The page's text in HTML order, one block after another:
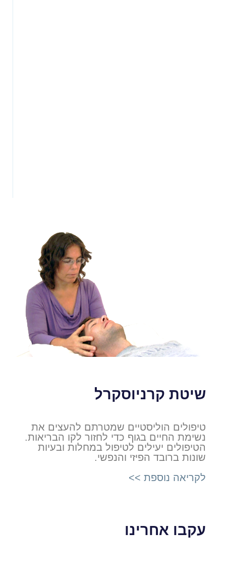
שיטת קרניוסקרל
טיפולים הוליסטיים שמטרתם להעצים את
נשימת החיים בגוף כדי לחזור לקו הבריאות.
הטיפולים יעילים לטיפול במחלות ובעיות
שונות ברובד הפיזי והנפשי.
לקריאה נוספת >>
עקבו אחרינו